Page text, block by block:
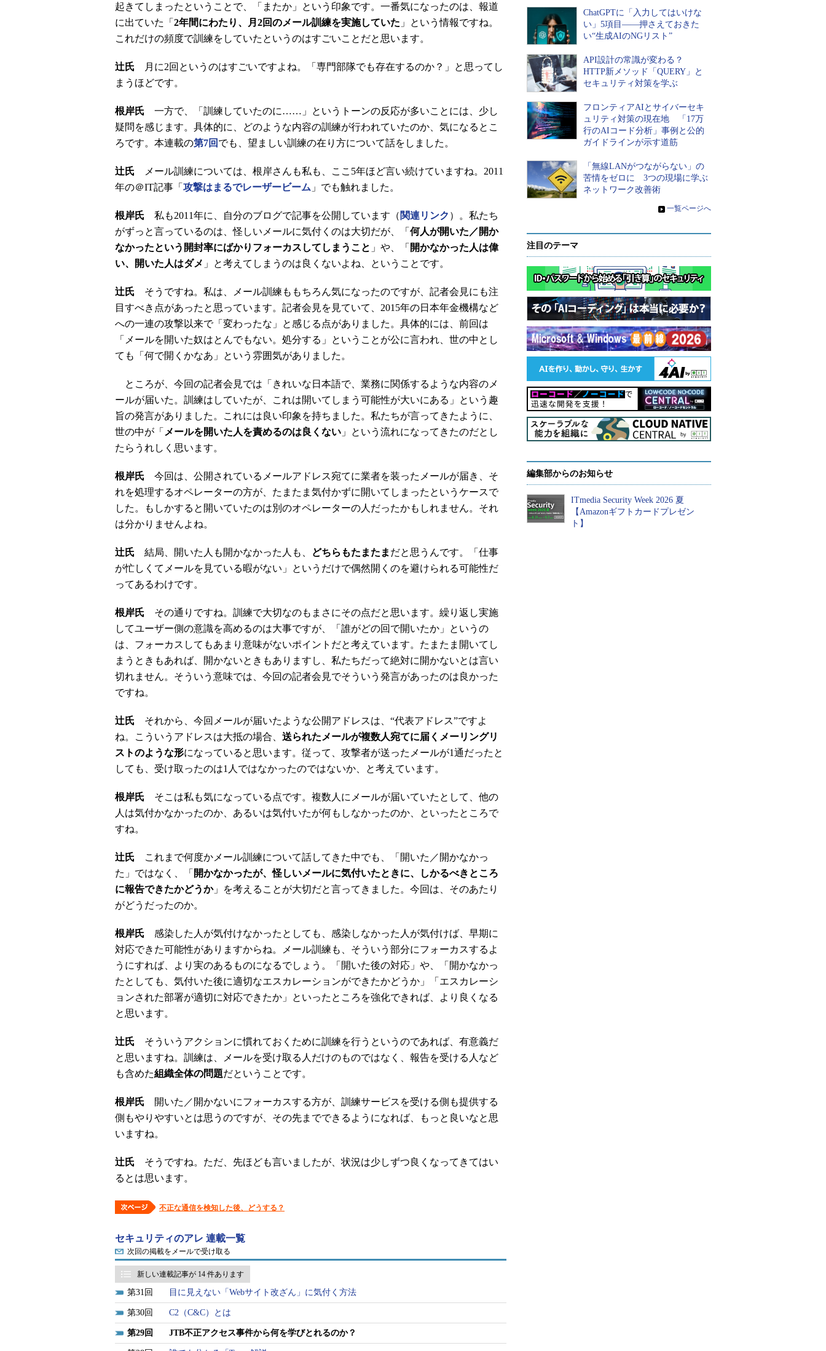
起きてしまったということで、「またか」という印象です。一番気になったのは、報道
に出ていた「 2年間にわたり、月2回のメール訓練を実施していた 」という情報ですね。
これだけの頻度で訓練をしていたというのはすごいことだと思います。
辻氏 月に2回というのはすごいですよね。「専門部隊でも存在するのか？」と思ってし
まうほどです。
根岸氏 一方で、「訓練していたのに……」というトーンの反応が多いことには、少し
疑問を感じます。具体的に、どのような内容の訓練が行われていたのか、気になるとこ
ろです。本連載の第7回 でも、望ましい訓練の在り方について話をしました。
辻氏 メール訓練については、根岸さんも私も、ここ5年ほど言い続けていますね。2011
年の＠IT記事「 攻撃はまるでレーザービーム 」でも触れました。
根岸氏 私も2011年に、自分のブログで記事を公開しています（ 関連リンク ）。私たち
がずっと言っているのは、怪しいメールに気付くのは大切だが、「 何人が開いた／開か
なかったという開封率にばかりフォーカスしてしまうこと 」や、「 開かなかった人は偉
い、開いた人はダメ 」と考えてしまうのは良くないよね、ということです。
辻氏 そうですね。私は、メール訓練ももちろん気になったのですが、記者会見にも注
目すべき点があったと思っています。記者会見を見ていて、2015年の日本年金機構など
への一連の攻撃以来で「変わったな」と感じる点がありました。具体的には、前回は
「メールを開いた奴はとんでもない。処分する」ということが公に言われ、世の中とし
ても「何で開くかなあ」という雰囲気がありました。
ところが、今回の記者会見では「きれいな日本語で、業務に関係するような内容のメ
ールが届いた。訓練はしていたが、これは開いてしまう可能性が大いにある」という趣
旨の発言がありました。これには良い印象を持ちました。私たちが言ってきたように、
世の中が「 メールを開いた人を責めるのは良くない 」という流れになってきたのだとし
たらうれしく思います。
根岸氏 今回は、公開されているメールアドレス宛てに業者を装ったメールが届き、そ
れを処理するオペレーターの方が、たまたま気付かずに開いてしまったというケースで
した。もしかすると開いていたのは別のオペレーターの人だったかもしれません。それ
は分かりませんよね。
辻氏 結局、開いた人も開かなかった人も、 どちらもたまたま だと思うんです。「仕事
が忙しくてメールを見ている暇がない」というだけで偶然開くのを避けられる可能性だ
ってあるわけです。
根岸氏 その通りですね。訓練で大切なのもまさにその点だと思います。繰り返し実施
してユーザー側の意識を高めるのは大事ですが、「誰がどの回で開いたか」というの
は、フォーカスしてもあまり意味がないポイントだと考えています。たまたま開いてし
まうときもあれば、開かないときもありますし、私たちだって絶対に開かないとは言い
切れません。そういう意味では、今回の記者会見でそういう発言があったのは良かった
ですね。
辻氏 それから、今回メールが届いたような公開アドレスは、“代表アドレス”ですよ
ね。こういうアドレスは大抵の場合、 送られたメールが複数人宛てに届くメーリングリ
ストのような形になっていると思います。従って、攻撃者が送ったメールが1通だったと
しても、受け取ったのは1人ではなかったのではないか、と考えています。
根岸氏 そこは私も気になっている点です。複数人にメールが届いていたとして、他の
人は気付かなかったのか、あるいは気付いたが何もしなかったのか、といったところで
すね。
辻氏 これまで何度かメール訓練について話してきた中でも、「開いた／開かなかっ
た」ではなく、「 開かなかったが、怪しいメールに気付いたときに、しかるべきところ
に報告できたかどうか」を考えることが大切だと言ってきました。今回は、そのあたり
がどうだったのか。
根岸氏 感染した人が気付けなかったとしても、感染しなかった人が気付けば、早期に
対応できた可能性がありますからね。メール訓練も、そういう部分にフォーカスするよ
うにすれば、より実のあるものになるでしょう。「開いた後の対応」や、「開かなかっ
たとしても、気付いた後に適切なエスカレーションができたかどうか」「エスカレーシ
ョンされた部署が適切に対応できたか」といったところを強化できれば、より良くなる
と思います。
辻氏 そういうアクションに慣れておくために訓練を行うというのであれば、有意義だ
と思いますね。訓練は、メールを受け取る人だけのものではなく、報告を受ける人など
も含めた組織全体の問題だということです。
根岸氏 開いた／開かないにフォーカスする方が、訓練サービスを受ける側も提供する
側もやりやすいとは思うのですが、その先までできるようになれば、もっと良いなと思
いますね。
辻氏 そうですね。ただ、先ほども言いましたが、状況は少しずつ良くなってきてはい
るとは思います。
不正な通信を検知した後、どうする？
セキュリティのアレ 連載一覧
次回の掲載をメールで受け取る
新しい連載記事が 14 件あります
31 目に見えない「Webサイト改ざん」に気付く方法
30 C2（C&C）とは
29 JTB不正アクセス事件から何を学びとれるのか？
ChatGPTに「入力してはいけな
い」5項目――押さえておきた
い“生成AIのNGリスト”
API設計の常識が変わる？
HTTP新メソッド「QUERY」と
セキュリティ対策を学ぶ
フロンティアAIとサイバーセキ
ュリティ対策の現在地 「17万
行のAIコード分析」事例と公的
ガイドラインが示す道筋
「無線LANがつながらない」の
苦情をゼロに 3つの現場に学ぶ
ネットワーク改善術
» 一覧ページへ
注目のテーマ
編集部からのお知らせ
ITmedia Security Week 2026 夏
【Amazonギフトカードプレゼン
ト】